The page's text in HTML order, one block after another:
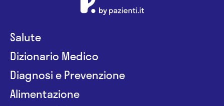
Salute
Dizionario Medico
Diagnosi e Prevenzione
Alimentazione